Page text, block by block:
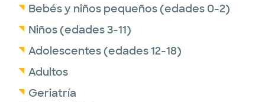
Bebés y niños pequeños (edades 0-2)
Niños (edades 3-11)
Adolescentes (edades 12-18)
Adultos
Geriatría